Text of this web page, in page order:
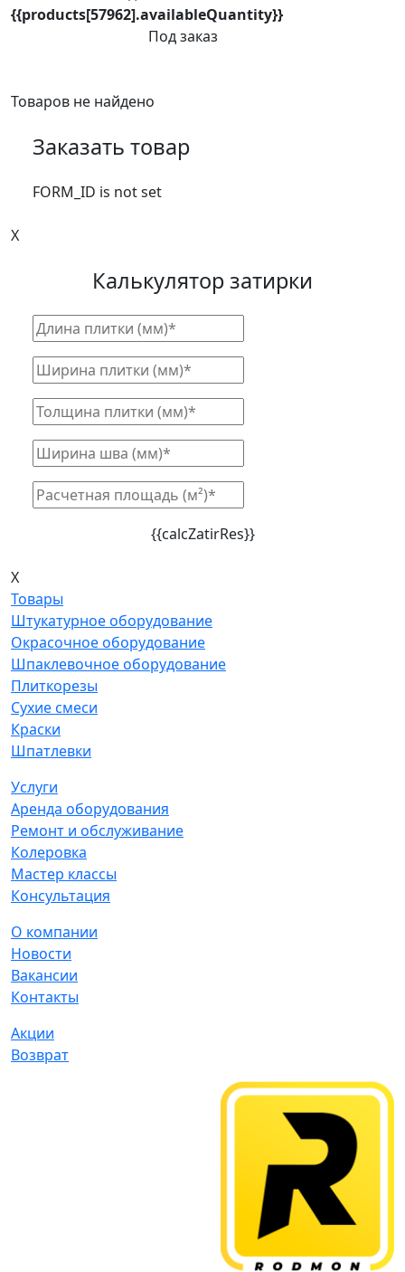
{{products[57962].availableQuantity}}
Под заказ
Товаров не найдено
Заказать товар
FORM_ID is not set
X
Калькулятор затирки
{{calcZatirRes}}
X
Товары
Штукатурное оборудование
Окрасочное оборудование
Шпаклевочное оборудование
Плиткорезы
Сухие смеси
Краски
Шпатлевки
Услуги
Аренда оборудования
Ремонт и обслуживание
Колеровка
Мастер классы
Консультация
О компании
Новости
Вакансии
Контакты
Акции
Возврат